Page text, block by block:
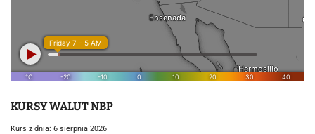
KURSY WALUT NBP
Kurs z dnia: 6 sierpnia 2026